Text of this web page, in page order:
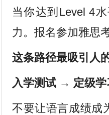
当你达到Level 4
力。报名参加雅思
这条路径最吸引人
入学测试 → 定级
不要让语言成绩成